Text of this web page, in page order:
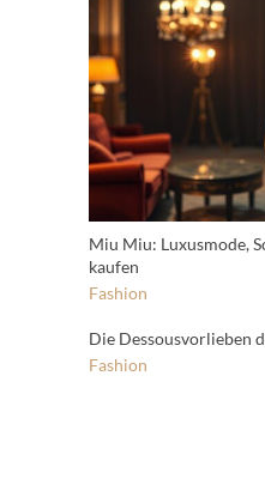
Miu Miu: Luxusmode,
kaufen
Fashion
Die Dessousvorlieben
Fashion